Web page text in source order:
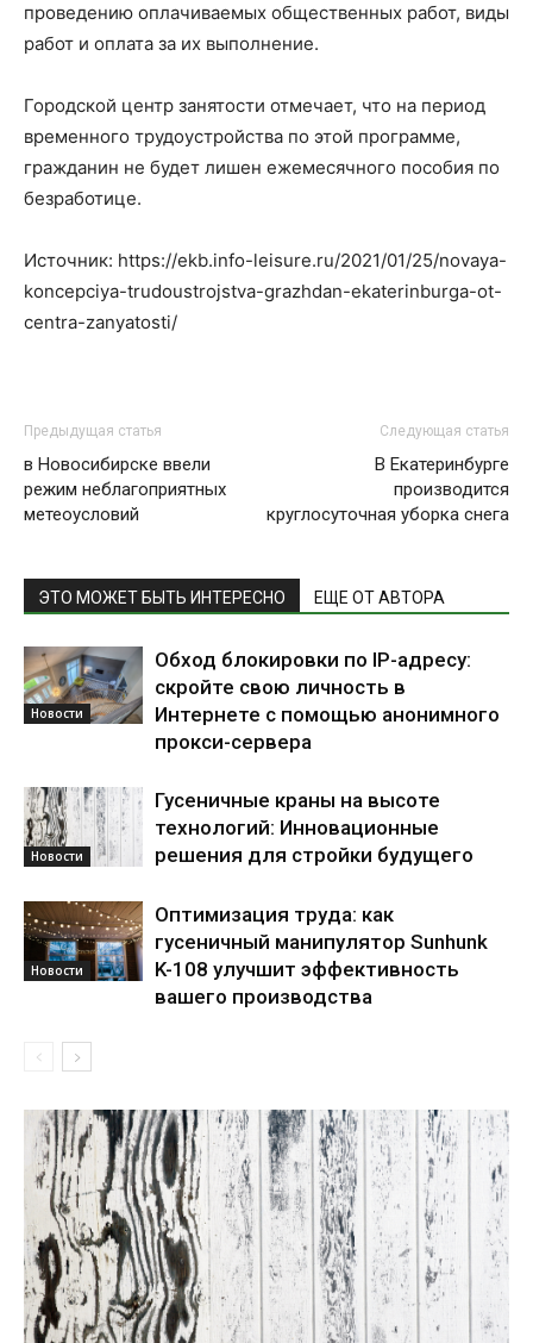
проведению оплачиваемых общественных работ, виды
работ и оплата за их выполнение.
Городской центр занятости отмечает, что на период
временного трудоустройства по этой программе,
гражданин не будет лишен ежемесячного пособия по
безработице.
Источник: https://ekb.info-leisure.ru/2021/01/25/novaya-
koncepciya-trudoustrojstva-grazhdan-ekaterinburga-ot-
centra-zanyatosti/
Предыдущая статья
в Новосибирске ввели
режим неблагоприятных
метеоусловий
Следующая статья
В Екатеринбурге
производится
круглосуточная уборка снега
ЭТО МОЖЕТ БЫТЬ ИНТЕРЕСНО ЕЩЕ ОТ АВТОРА
Новости
Обход блокировки по IP-адресу:
скройте свою личность в
Интернете с помощью анонимного
прокси-сервера
Новости
Гусеничные краны на высоте
технологий: Инновационные
решения для стройки будущего
Новости
Оптимизация труда: как
гусеничный манипулятор Sunhunk
K-108 улучшит эффективность
вашего производства